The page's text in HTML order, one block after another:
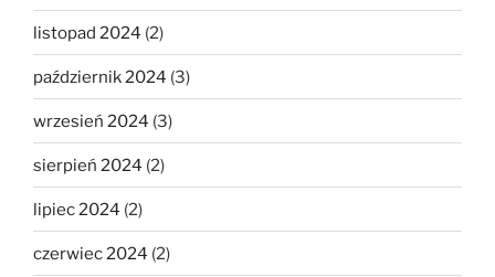
listopad 2024 (2)
październik 2024 (3)
wrzesień 2024 (3)
sierpień 2024 (2)
lipiec 2024 (2)
czerwiec 2024 (2)